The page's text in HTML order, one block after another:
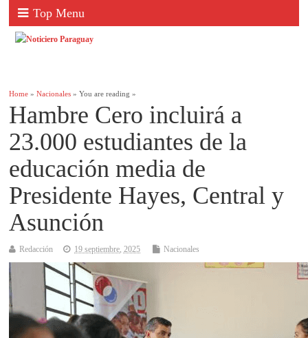
Top Menu
Home »Nacionales » You are reading »
Hambre Cero incluirá a
23.000 estudiantes de la
educación media de
Presidente Hayes, Central y
Asunción
Redacción 19 septiembre, 2025 Nacionales